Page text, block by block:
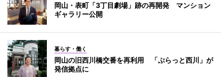
岡山・表町「3丁目劇場」跡の再開発 マンション
ギャラリー公開
暮らす・働く
岡山の旧西川橋交番を再利用 「ぷらっと西川」が
発信拠点に